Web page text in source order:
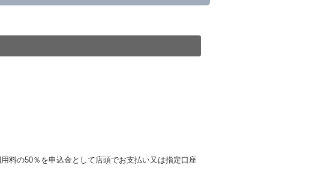
は、予約と異なる車種クラスのレンタカー（以
り高くなるときは、予約した車種クラスの貸
ンタカーの車種クラスの貸渡料金によるもの
るものとします。
きには第４条第４項の予約の取消しとして取
る時には第４条第５項の予約の取消しとして
第４条及び第５条に定める場合を除き、相互に
料の50％を申込金として店頭でお支払い又は指定口座